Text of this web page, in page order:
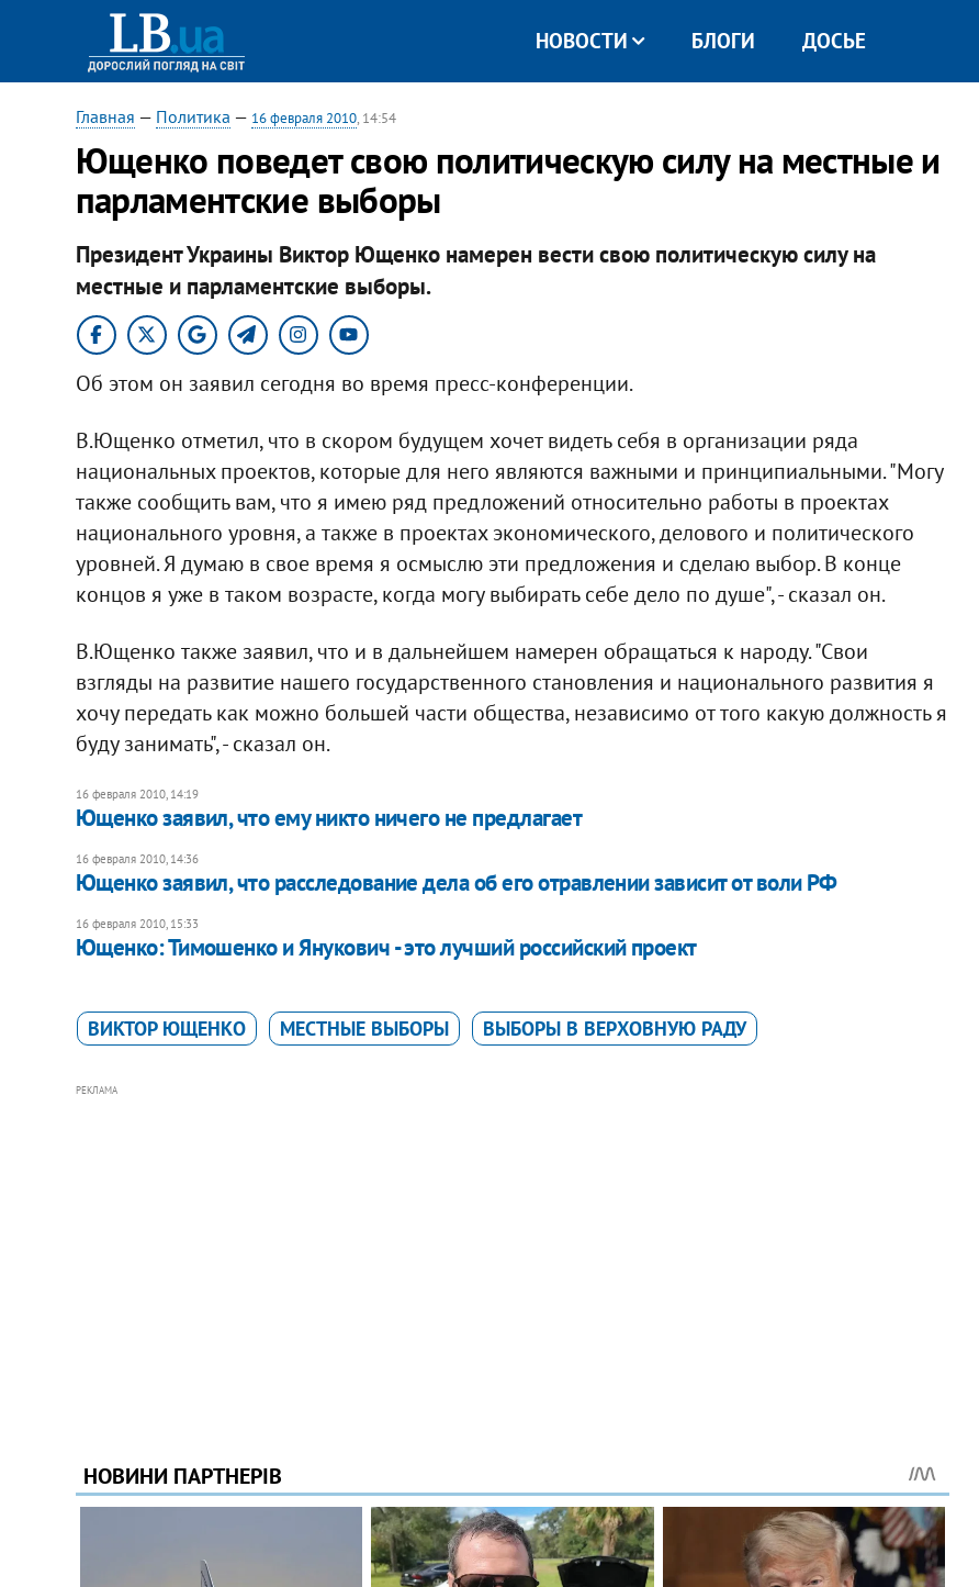
НОВОСТИ БЛОГИ ДОСЬЕ
Главная — Политика — 16 февраля 2010, 14:54
Ющенко поведет свою политическую силу на местные и
парламентские выборы
Президент Украины Виктор Ющенко намерен вести свою политическую силу на
местные и парламентские выборы.
Об этом он заявил сегодня во время пресс-конференции.
В.Ющенко отметил, что в скором будущем хочет видеть себя в организации ряда
национальных проектов, которые для него являются важными и принципиальными. "Могу
также сообщить вам, что я имею ряд предложений относительно работы в проектах
национального уровня, а также в проектах экономического, делового и политического
уровней. Я думаю в свое время я осмыслю эти предложения и сделаю выбор. В конце
концов я уже в таком возрасте, когда могу выбирать себе дело по душе", - сказал он.
В.Ющенко также заявил, что и в дальнейшем намерен обращаться к народу. "Свои
взгляды на развитие нашего государственного становления и национального развития я
хочу передать как можно большей части общества, независимо от того какую должность я
буду занимать", - сказал он.
16 февраля 2010, 14:19
Ющенко заявил, что ему никто ничего не предлагает
16 февраля 2010, 14:36
Ющенко заявил, что расследование дела об его отравлении зависит от воли РФ
16 февраля 2010, 15:33
Ющенко: Тимошенко и Янукович - это лучший российский проект
ВИКТОР ЮЩЕНКО МЕСТНЫЕ ВЫБОРЫ ВЫБОРЫ В ВЕРХОВНУЮ РАДУ
РЕКЛАМА